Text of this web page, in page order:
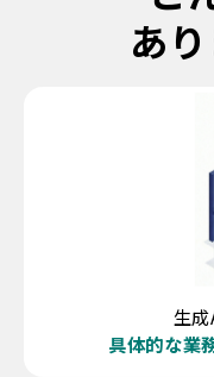
あ
生
具体的な業